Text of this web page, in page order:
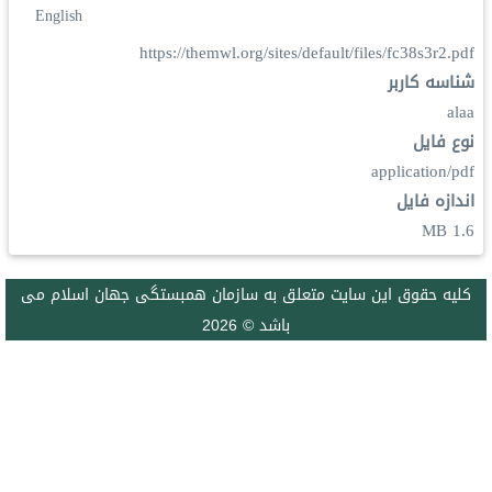
English
https://themwl.org/sites/default/files/fc38s3r2.pdf
شناسه کاربر
alaa
نوع فایل
application/pdf
اندازه فایل
1.6 MB
كليه حقوق اين سايت متعلق به سازمان همبستگی جهان اسلام می
باشد © 2026